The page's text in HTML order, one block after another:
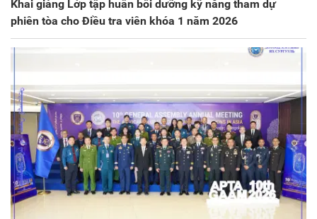
Khai giảng Lớp tập huấn bồi dưỡng kỹ năng tham dự
phiên tòa cho Điều tra viên khóa 1 năm 2026